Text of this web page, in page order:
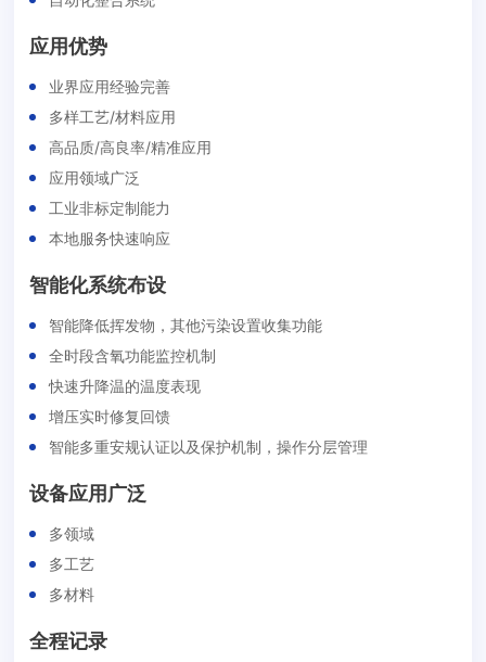
应用优势
业界应用经验完善
多样工艺/材料应用
高品质/高良率/精准应用
应用领域广泛
工业非标定制能力
本地服务快速响应
智能化系统布设
智能降低挥发物，其他污染设置收集功能
全时段含氧功能监控机制
快速升降温的温度表现
增压实时修复回馈
智能多重安规认证以及保护机制，操作分层管理
设备应用广泛
多领域
多工艺
多材料
全程记录